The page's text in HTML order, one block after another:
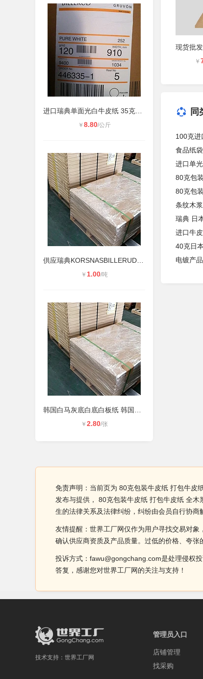
￥ 8.80/公斤
￥ 1.00/吨
￥ 2.80/张
￥
同
100克进
食品纸
进口单
80克包
80克包
条纹木
瑞典 日
进口牛
40克日
电镀产
免责声明：当前页为 80克包装牛皮纸 打包牛皮
发布与提供， 80克包装牛皮纸 打包牛皮纸 全
生的法律关系及法律纠纷，纠纷由会员自行协商
友情提醒：世界工厂网仅作为用户寻找交易对
确认供应商资质及产品质量。过低的价格、夸
投诉方式：fawu@gongchang.com是处理侵权
答复，感谢您对世界工厂网的关注与支持！
技术支持： 世界工厂网
管理员入口
店铺管理
找采购